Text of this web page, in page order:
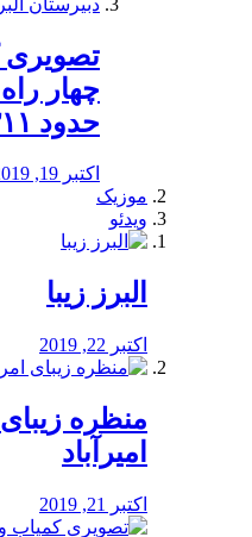
️تصویری
چهار
حدود ۱۳۱۱ه ش
اکتبر 19, 2019
موزیک
ویدئو
البرز زیبا
اکتبر 22, 2019
منظره‌‌
امیرآباد
اکتبر 21, 2019